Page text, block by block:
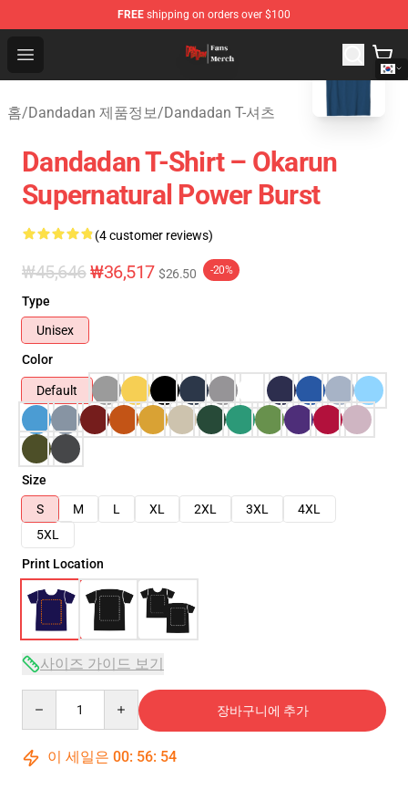
FREE shipping on orders over $100
Open menu
Dandadan Shop - Official Dandadan Merchandise Store
홈/Dandadan 제품정보/Dandadan T-셔츠
blank template
Dandadan T-Shirt – Okarun
Supernatural Power Burst
(4 customer reviews)
₩45,646₩36,517 $26.50 -20%
Type
Unisex
Color
Default
Size
S
M L XL 2XL 3XL
4XL
5XL
Print Location
사이즈 가이드 보기
장바구니에 추가
이 세일은 00: 56: 54